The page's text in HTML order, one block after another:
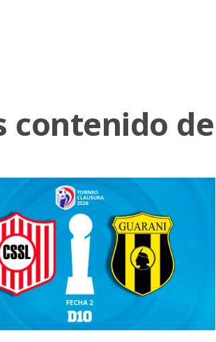
contenido